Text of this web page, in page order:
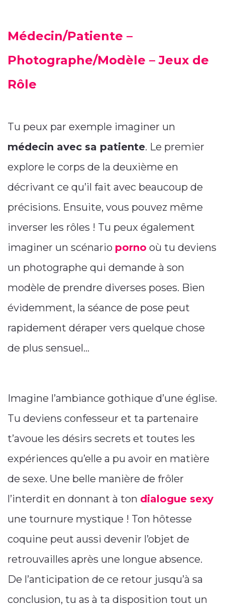
Médecin/Patiente –
Photographe/Modèle – Jeux de
Rôle
Tu peux par exemple imaginer un
médecin avec sa patiente. Le premier
explore le corps de la deuxième en
décrivant ce qu’il fait avec beaucoup de
précisions. Ensuite, vous pouvez même
inverser les rôles ! Tu peux également
imaginer un scénario porno où tu deviens
un photographe qui demande à son
modèle de prendre diverses poses. Bien
évidemment, la séance de pose peut
rapidement déraper vers quelque chose
de plus sensuel…
Imagine l’ambiance gothique d’une église.
Tu deviens confesseur et ta partenaire
t’avoue les désirs secrets et toutes les
expériences qu’elle a pu avoir en matière
de sexe. Une belle manière de frôler
l’interdit en donnant à ton dialogue sexy
une tournure mystique ! Ton hôtesse
coquine peut aussi devenir l’objet de
retrouvailles après une longue absence.
De l’anticipation de ce retour jusqu’à sa
conclusion, tu as à ta disposition tout un